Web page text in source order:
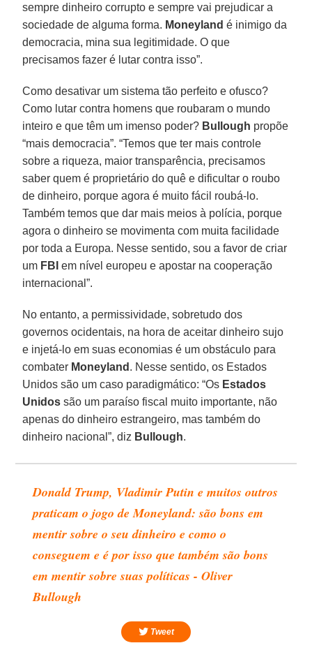
sempre dinheiro corrupto e sempre vai prejudicar a
sociedade de alguma forma. Moneyland é inimigo da
democracia, mina sua legitimidade. O que
precisamos fazer é lutar contra isso”.
Como desativar um sistema tão perfeito e ofusco?
Como lutar contra homens que roubaram o mundo
inteiro e que têm um imenso poder? Bullough propõe
“mais democracia”. “Temos que ter mais controle
sobre a riqueza, maior transparência, precisamos
saber quem é proprietário do quê e dificultar o roubo
de dinheiro, porque agora é muito fácil roubá-lo.
Também temos que dar mais meios à polícia, porque
agora o dinheiro se movimenta com muita facilidade
por toda a Europa. Nesse sentido, sou a favor de criar
um FBI em nível europeu e apostar na cooperação
internacional”.
No entanto, a permissividade, sobretudo dos
governos ocidentais, na hora de aceitar dinheiro sujo
e injetá-lo em suas economias é um obstáculo para
combater Moneyland . Nesse sentido, os Estados
Unidos são um caso paradigmático: “Os Estados
Unidos são um paraíso fiscal muito importante, não
apenas do dinheiro estrangeiro, mas também do
dinheiro nacional”, diz Bullough.
Donald Trump, Vladimir Putin e muitos outros
praticam o jogo de Moneyland: são bons em
mentir sobre o seu dinheiro e como o
conseguem e é por isso que também são bons
em mentir sobre suas políticas - Oliver
Bullough
Tweet